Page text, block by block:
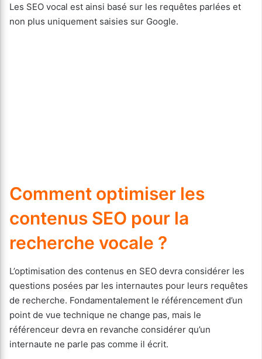
Les SEO vocal est ainsi basé sur les requêtes parlées et
non plus uniquement saisies sur Google.
Comment optimiser les
contenus SEO pour la
recherche vocale ?
L’optimisation des contenus en SEO devra considérer les
questions posées par les internautes pour leurs requêtes
de recherche. Fondamentalement le référencement d’un
point de vue technique ne change pas, mais le
référenceur devra en revanche considérer qu’un
internaute ne parle pas comme il écrit.